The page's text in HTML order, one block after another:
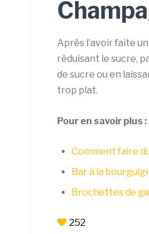
Après l’avoir faite
réduisant le sucre,
de sucre ou en
trop plat.
Pour en savoir plus :
Comment faire
Bar à la
Brochettes de
252